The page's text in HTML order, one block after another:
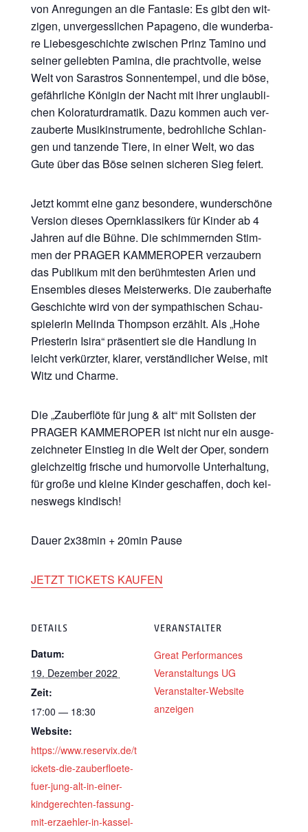
von Anre­gun­gen an die Fan­ta­sie: Es gibt den wit­
zi­gen, unver­gess­li­chen Papa­ge­no, die wun­der­ba­
re Lie­bes­ge­schich­te zwi­schen Prinz Tami­no und
sei­ner gelieb­ten Pami­na, die pracht­vol­le, wei­se
Welt von Saras­tros Son­nen­tem­pel, und die böse,
gefähr­li­che Köni­gin der Nacht mit ihrer unglaub­li­
chen Kolo­ra­tur­dra­ma­tik. Dazu kom­men auch ver­
zau­ber­te Musik­in­stru­men­te, bedroh­li­che Schlan­
gen und tan­zen­de Tie­re, in einer Welt, wo das
Gute über das Böse sei­nen siche­ren Sieg feiert.
Jetzt kommt eine ganz beson­de­re, wun­der­schö­ne
Ver­si­on die­ses Opern­klas­si­kers für Kin­der ab 4
Jah­ren auf die Büh­ne. Die schim­mern­den Stim­
men der PRAGER KAMMEROPER ver­zau­bern
das Publi­kum mit den berühm­tes­ten Ari­en und
Ensem­bles die­ses Meis­ter­werks. Die zau­ber­haf­te
Geschich­te wird von der sym­pa­thi­schen Schau­
spie­le­rin Melin­da Thomp­son erzählt. Als „Hohe
Pries­te­rin Isi­ra“ prä­sen­tiert sie die Hand­lung in
leicht ver­kürz­ter, kla­rer, ver­ständ­li­cher Wei­se, mit
Witz und Charme.
Die „Zau­ber­flö­te für jung & alt“ mit Solis­ten der
PRAGER KAMMEROPER ist nicht nur ein aus­ge­
zeich­ne­ter Ein­stieg in die Welt der Oper, son­dern
gleich­zei­tig fri­sche und humor­vol­le Unter­hal­tung,
für gro­ße und klei­ne Kin­der geschaf­fen, doch kei­
nes­wegs kindisch!
Dau­er 2x38min + 20min Pause
JETZT TICKETS KAUFEN
DETAILS
Datum:
19. Dezem­ber 2022
Zeit:
17:00 — 18:30
Web­site:
https://www.reservix.de/t
ickets-die-zauberfloete-
fuer-jung-alt-in-einer-
kindgerechten-fassung-
mit-erzaehler-in-kassel-
VERANSTALTER
Gre­at Per­for­man­ces
Ver­an­stal­tungs UG
Ver­an­stal­ter-Web­site
anzeigen